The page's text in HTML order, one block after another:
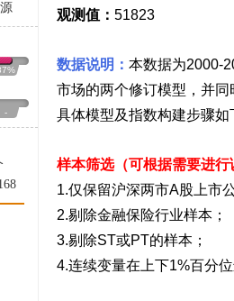
-
观测值： 51823
数据说明： 本数据为2000-
市场的两个修订模型，并同
具体模型及指数构建步骤如
样本筛选（可根据需要进行
1.仅保留沪深两市A股上市
2.剔除金融保险行业样本；
3.剔除ST或PT的样本；
4.连续变量在上下1%百分位